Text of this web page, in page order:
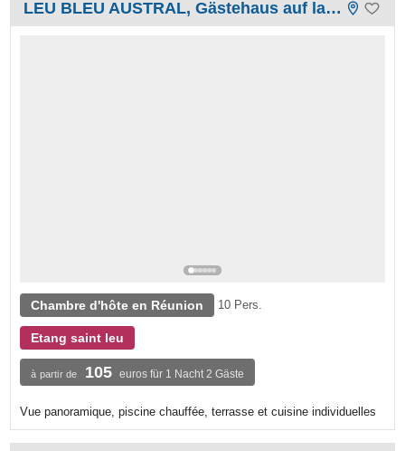
LEU BLEU AUSTRAL, Gästehaus auf la Réunion
Chambre d'hôte en Réunion 10 Pers.
Etang saint leu
à partir de 105 euros für 1 Nacht 2 Gäste
Vue panoramique, piscine chauffée, terrasse et cuisine individuelles